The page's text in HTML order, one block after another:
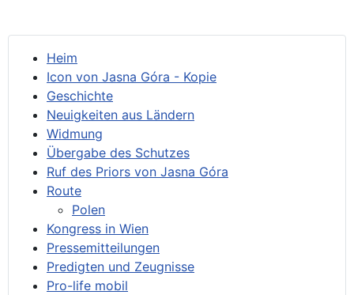
Heim
Icon von Jasna Góra - Kopie
Geschichte
Neuigkeiten aus Ländern
Widmung
Übergabe des Schutzes
Ruf des Priors von Jasna Góra
Route
Polen
Kongress in Wien
Pressemitteilungen
Predigten und Zeugnisse
Pro-life mobil